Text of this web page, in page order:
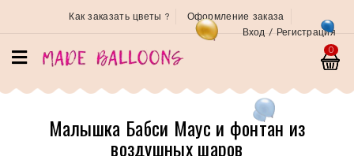
Как заказать цветы ?
Оформление заказа
Вход / Регистрация
0
Малышка Бабси Маус и фонтан из
воздушных шаров